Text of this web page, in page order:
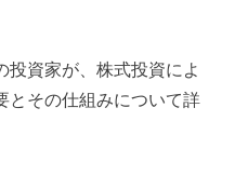
投資家が、株式投資によ
とその仕組みについて詳